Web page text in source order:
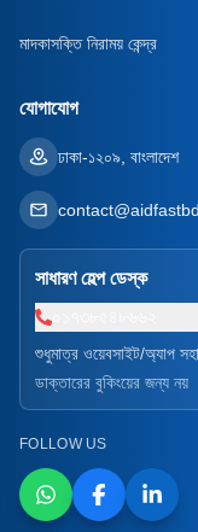
মাদকাসক্তি নিরাময় কেন্দ্র
যোগাযোগ
ঢাকা-১২০৯, বাংলাদেশ
সাধারণ হেল্প ডেস্ক
শুধুমাত্র ওয়েবসাইট/অ্যাপ
ডাক্তারের বুকিংয়ের জন্য নয়
FOLLOW US